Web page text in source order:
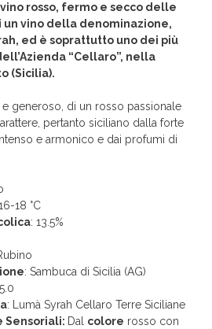
vino rosso, fermo e secco delle
vino della denominazione,
ed è soprattutto uno dei più
“Cellaro”, nella
(Sicilia).
generoso, di un rosso passionale
pertanto siciliano dalla forte
e armonico e dai profumi di
18 °C
: 13.5%
: Sambuca di Sicilia (AG)
: Lumà Syrah Cellaro Terre Siciliane
Sensoriali: Dal colore rosso con